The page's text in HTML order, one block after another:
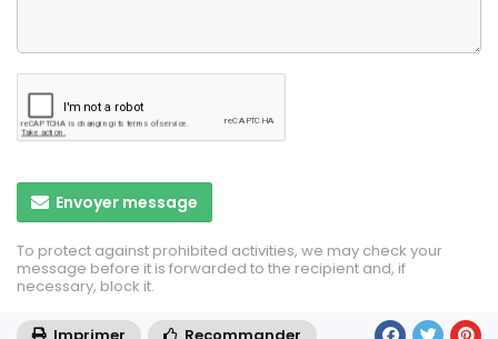
Envoyer message
To protect against prohibited activities, we may check your
message before it is forwarded to the recipient and, if
necessary, block it.